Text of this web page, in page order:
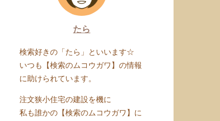
たら
検索好きの「たら」といいます☆
いつも【検索のムコウガワ】の情報
に助けられています。
注文狭小住宅の建設を機に
私も誰かの【検索のムコウガワ】に